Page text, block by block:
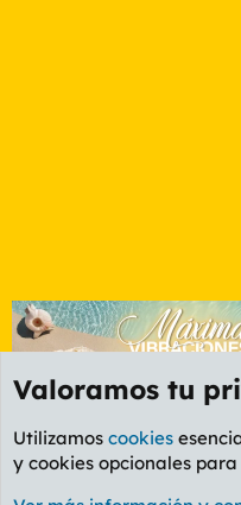
Foro General
Valoramos tu
Utilizamos cookies
y cookies opcionales